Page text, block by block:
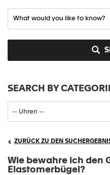
SEARCH BY
ZURÜCK ZU DEN
Wie bewahre ich den
Elastomerbügel?